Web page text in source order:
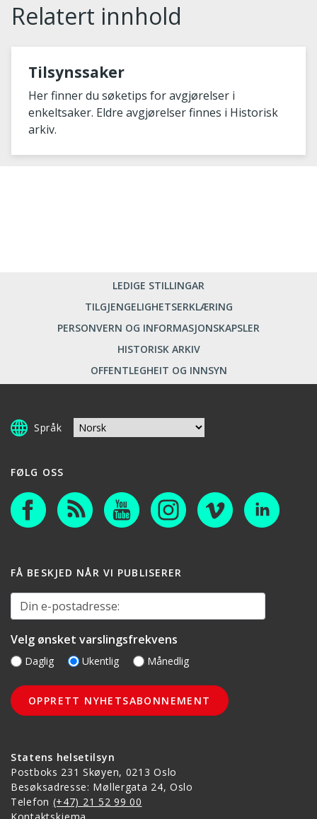
Relatert innhold
Tilsynssaker
Her finner du søketips for avgjørelser i
enkeltsaker. Eldre avgjørelser finnes i Historisk
arkiv.
LEDIGE STILLINGAR
TILGJENGELIGHETSERKLÆRING
PERSONVERN OG INFORMASJONSKAPSLER
HISTORISK ARKIV
OFFENTLEGHEIT OG INNSYN
Språk
Statens helsetilsyn
Postboks 231 Skøyen, 0213 Oslo
Besøksadresse: Møllergata 24, Oslo
Telefon (+47) 21 52 99 00
Kontaktskjema
FØLG OSS
FÅ BESKJED NÅR VI PUBLISERER
Din e-postadresse:
Velg ønsket varslingsfrekvens
Daglig Ukentlig Månedlig